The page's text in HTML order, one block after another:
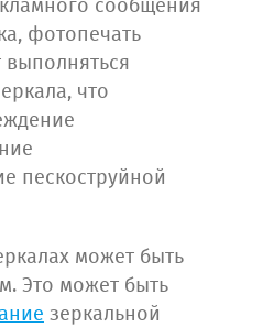
сообщения
фотопечать
что
пескоструйной
может быть
Это может быть
зеркальной